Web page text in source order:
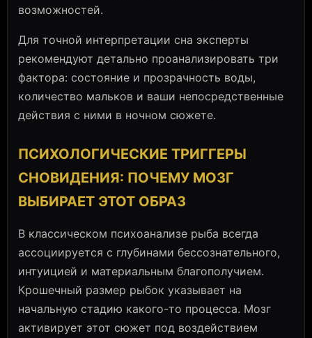
возможностей.
Для точной интерпретации сна эксперты
рекомендуют детально проанализировать три
фактора: состояние и прозрачность воды,
количество мальков и ваши непосредственные
действия с ними в ночном сюжете.
ПСИХОЛОГИЧЕСКИЕ ТРИГГЕРЫ
СНОВИДЕНИЯ: ПОЧЕМУ МОЗГ
ВЫБИРАЕТ ЭТОТ ОБРАЗ
В классическом психоанализе рыба всегда
ассоциируется с глубинами бессознательного,
интуицией и материальным благополучием.
Крошечный размер рыбок указывает на
начальную стадию какого-то процесса. Мозг
активирует этот сюжет под воздействием